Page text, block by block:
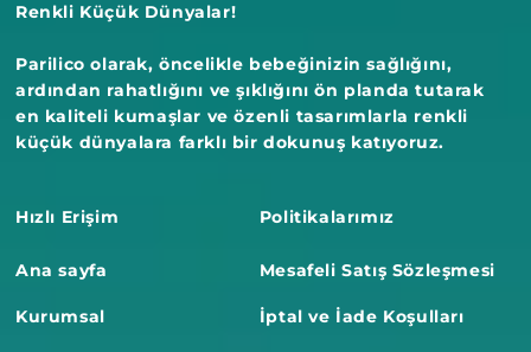
Renkli Küçük Dünyalar!
Parilico olarak, öncelikle bebeğinizin sağlığını,
ardından rahatlığını ve şıklığını ön planda tutarak
en kaliteli kumaşlar ve özenli tasarımlarla renkli
küçük dünyalara farklı bir dokunuş katıyoruz.
Hızlı Erişim
Ana sayfa
Kurumsal
Politikalarımız
Mesafeli Satış Sözleşmesi
İptal ve İade Koşulları